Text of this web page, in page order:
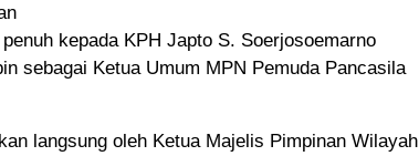
kepada KPH Japto S. Soerjosoemarno
sebagai Ketua Umum MPN Pemuda Pancasila
langsung oleh Ketua Majelis Pimpinan Wilayah